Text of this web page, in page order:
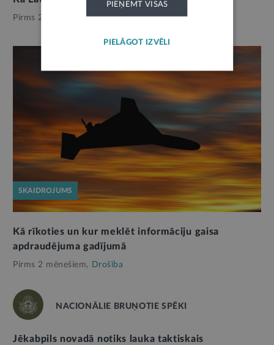
Pirms 2 mēnešiem, Drošība
SKAIDROJUMS
Kā rīkoties un kur meklēt informāciju gaisa
apdraudējuma gadījumā
Pirms 2 mēnešiem, Drošība
NACIONĀLIE BRUŅOTIE SPĒKI
Jēkabpils novadā notiks lauka taktiskais
PIEŅEMT VISAS
PIELĀGOT IZVĒLI